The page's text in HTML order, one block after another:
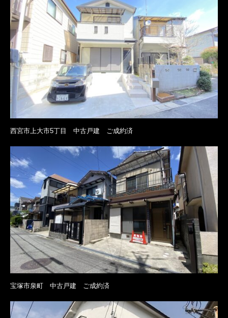
西宮市上大市5丁目 中古戸建 ご成約済
宝塚市泉町 中古戸建 ご成約済